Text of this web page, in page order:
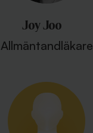
Joy Joo
Allmäntandläkare